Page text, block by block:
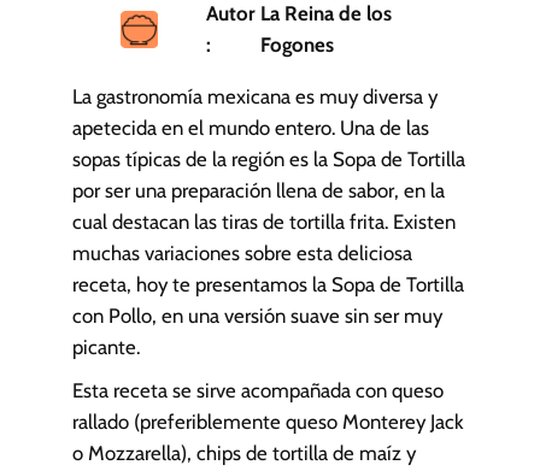
Autor
:
La Reina de los
Fogones
La gastronomía mexicana es muy diversa y
apetecida en el mundo entero. Una de las
sopas típicas de la región es la Sopa de Tortilla
por ser una preparación llena de sabor, en la
cual destacan las tiras de tortilla frita. Existen
muchas variaciones sobre esta deliciosa
receta, hoy te presentamos la Sopa de Tortilla
con Pollo, en una versión suave sin ser muy
picante.
Esta receta se sirve acompañada con queso
rallado (preferiblemente queso Monterey Jack
o Mozzarella), chips de tortilla de maíz y